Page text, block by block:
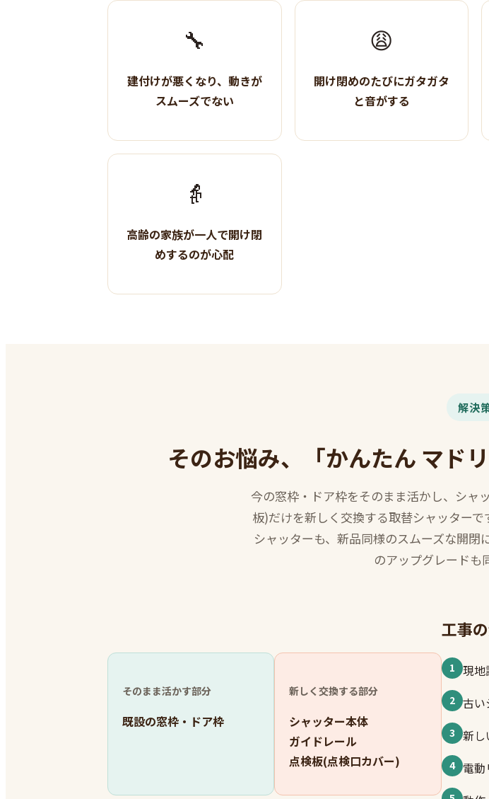
🔧
建付けが悪くなり、動きが
スムーズでない
😩
開け閉めのたびにガタガタ
と音がする
👵
高齢の家族が一人で開け閉
めするのが心配
解決
そのお悩み、「かんたん マド
今の窓枠・ドア枠をそのまま活かし、シャ
板)だけを新しく交換する取替シャッター
シャッターも、新品同様のスムーズな開
のアップグレードも
そのまま活かす部分
既設の窓枠・ドア枠
新しく交換する部分
シャッター本体
ガイドレール
点検板(点検口カバー)
工事
現地
古い
新し
電動